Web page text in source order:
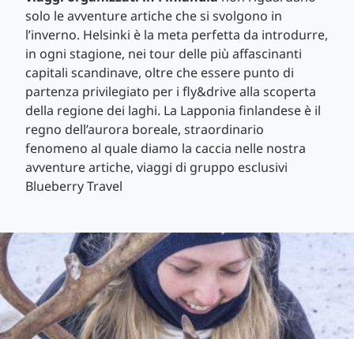
solo le avventure artiche che si svolgono in
l’inverno. Helsinki è la meta perfetta da introdurre,
in ogni stagione, nei tour delle più affascinanti
capitali scandinave, oltre che essere punto di
partenza privilegiato per i fly&drive alla scoperta
della regione dei laghi. La Lapponia finlandese è il
regno dell’aurora boreale, straordinario
fenomeno al quale diamo la caccia nelle nostra
avventure artiche, viaggi di gruppo esclusivi
Blueberry Travel